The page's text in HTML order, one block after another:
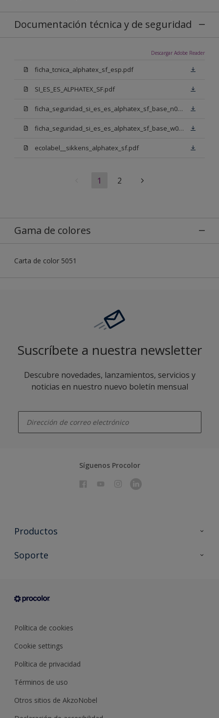
Documentación técnica y de seguridad
Descargar Adobe Reader
ficha_tcnica_alphatex_sf_esp.pdf
SI_ES_ES_ALPHATEX_SF.pdf
ficha_seguridad_si_es_es_alphatex_sf_base_n00.pdf
ficha_seguridad_si_es_es_alphatex_sf_base_w05.pdf
ecolabel__sikkens_alphatex_sf.pdf
1 2
Gama de colores
Carta de color 5051
Suscríbete a nuestra newsletter
Descubre novedades, lanzamientos, servicios y
noticias en nuestro nuevo boletín mensual
Síguenos Procolor
Productos
Todos los productos
Condiciones generales de venta
Soporte
Sobre Procolor
Política de cookies
Cookie settings
Política de privacidad
Términos de uso
Otros sitios de AkzoNobel